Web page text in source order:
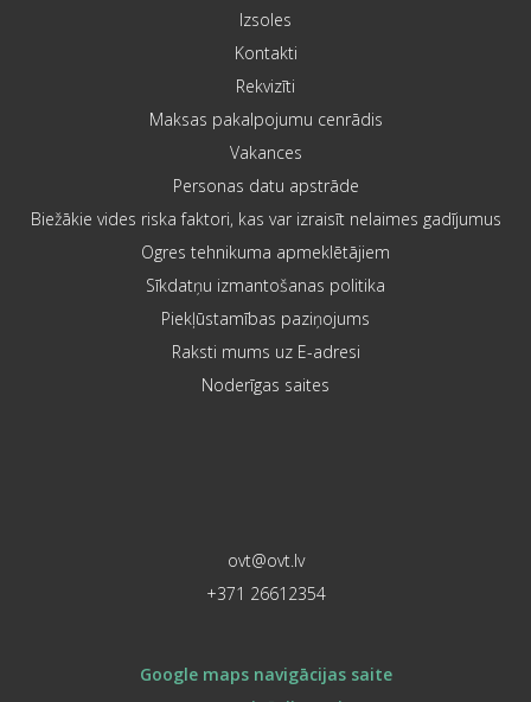
Izsoles
Kontakti
Rekvizīti
Maksas pakalpojumu cenrādis
Vakances
Personas datu apstrāde
Biežākie vides riska faktori, kas var izraisīt nelaimes gadījumus
Ogres tehnikuma apmeklētājiem
Sīkdatņu izmantošanas politika
Piekļūstamības paziņojums
Raksti mums uz E-adresi
Noderīgas saites
ovt@ovt.lv
+371 26612354
Google maps navigācijas saite